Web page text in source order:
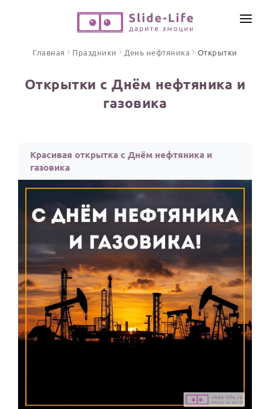
Открытки
Стихи и тексты
ПРАЗДНИКИ
Юбилей
Свадьба
Годовщина свадьбы
Календарь праздников
КОМУ
ИНСТРУМЕНТЫ
ОТЗЫВЫ
Главная Праздники День нефтяника Открытки
Открытки с Днём нефтяника и
газовика
Красивая открытка с Днём нефтяника и
газовика